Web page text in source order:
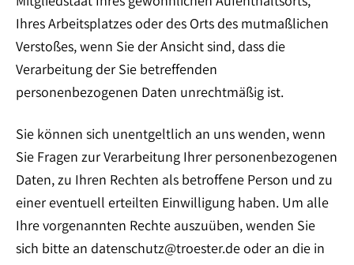
Ihres Arbeitsplatzes oder des Orts des mutmaßlichen
Verstoßes, wenn Sie der Ansicht sind, dass die
Verarbeitung der Sie betreffenden
personenbezogenen Daten unrechtmäßig ist.
Sie können sich unentgeltlich an uns wenden, wenn
Sie Fragen zur Verarbeitung Ihrer personenbezogenen
Daten, zu Ihren Rechten als betroffene Person und zu
einer eventuell erteilten Einwilligung haben. Um alle
Ihre vorgenannten Rechte auszuüben, wenden Sie
sich bitte an datenschutz@troester.de oder an die in